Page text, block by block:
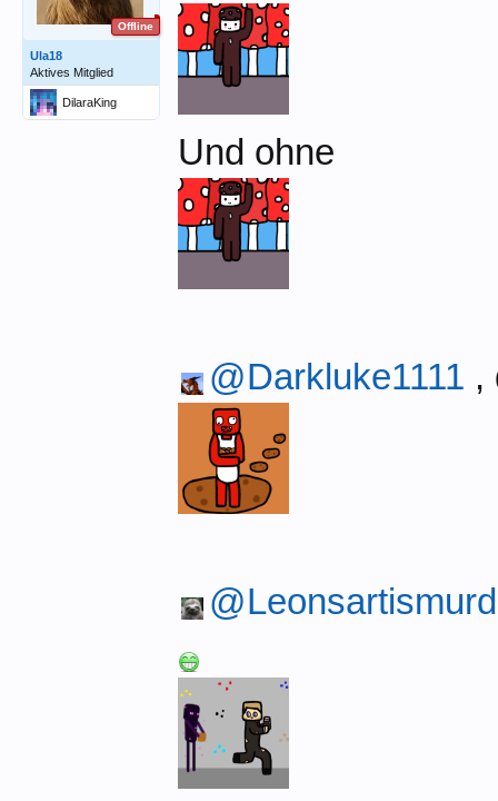
Offline
Ula18
Aktives Mitglied
DilaraKing
Und ohne
@Darkluke1111 ,